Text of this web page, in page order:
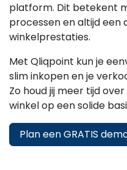
platform. Dit betekent
processen en altijd een
winkelprestaties.
Met Qliqpoint kun je
slim inkopen en je
Zo houd jij meer tijd
winkel op een solide
Plan een GRATIS